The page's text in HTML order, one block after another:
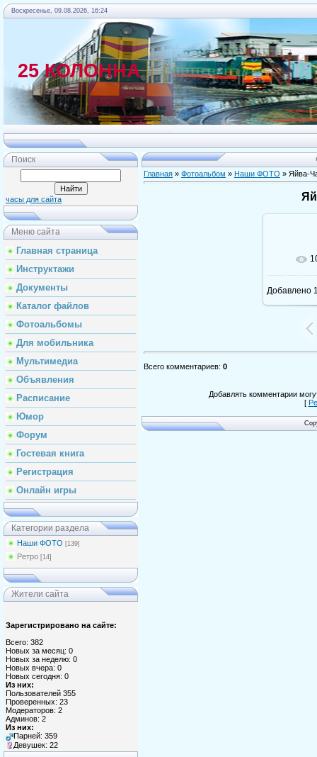
Воскресенье, 09.08.2026, 16:24
25 КОЛОННА
Поиск
часы для сайта
Меню сайта
Главная страница
Инструктажи
Документы
Каталог файлов
Фотоальбомы
Для мобильника
Мультимедиа
Объявления
Расписание
Юмор
Форум
Гостевая книга
Регистрация
Онлайн игры
Категории раздела
Наши ФОТО [139]
Ретро [14]
Жители сайта
Зарегистрировано на сайте:
Всего: 382
Новых за месяц: 0
Новых за неделю: 0
Новых вчера: 0
Новых сегодня: 0
Из них:
Пользователей 355
Проверенных: 23
Модераторов: 2
Админов: 2
Из них:
Парней: 359
Девушек: 22
Главная » Фотоальбом » Наши ФОТО » Яйва-
Добавлено
Всего комментариев: 0
Добавлять комментарии
[